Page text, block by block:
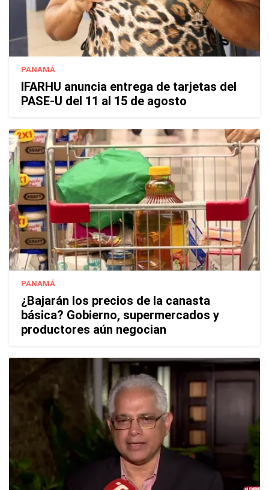
PANAMÁ
IFARHU anuncia entrega de tarjetas del
PASE-U del 11 al 15 de agosto
PANAMÁ
¿Bajarán los precios de la canasta
básica? Gobierno, supermercados y
productores aún negocian